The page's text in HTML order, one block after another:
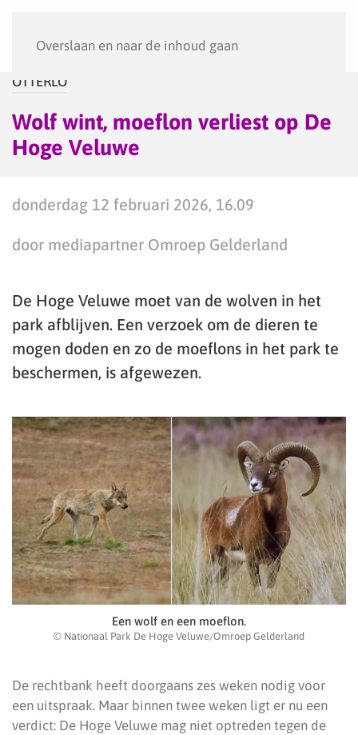
Overslaan en naar de inhoud gaan
OTTERLO
Wolf wint, moeflon verliest op De
Hoge Veluwe
donderdag 12 februari 2026, 16.09
door mediapartner Omroep Gelderland
De Hoge Veluwe moet van de wolven in het
park afblijven. Een verzoek om de dieren te
mogen doden en zo de moeflons in het park te
beschermen, is afgewezen.
Een wolf en een moeflon.
© Nationaal Park De Hoge Veluwe/Omroep Gelderland
De rechtbank heeft doorgaans zes weken nodig voor
een uitspraak. Maar binnen twee weken ligt er nu een
verdict: De Hoge Veluwe mag niet optreden tegen de